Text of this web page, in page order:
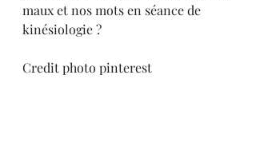
maux et nos mots en séance de
kinésiologie ?
Credit photo pinterest